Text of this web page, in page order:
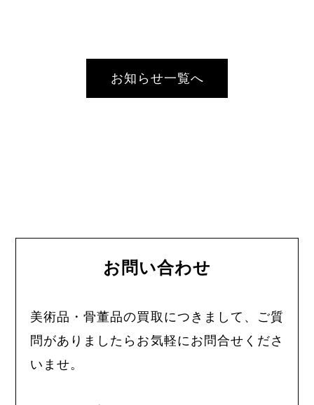
お知らせ一覧へ
お問い合わせ
美術品・骨董品の買取につきまして、ご質
問がありましたらお気軽にお問合せくださ
いませ。